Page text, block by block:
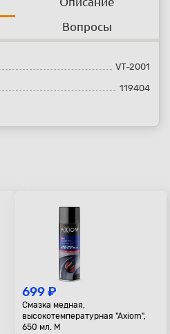
Вопросы
VT-2001
119404
699 ₽
Смазка медная,
высокотемпературная "Axiom",
650 мл. М